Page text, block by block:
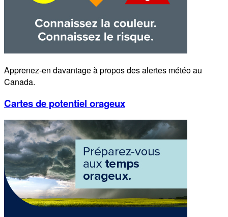
Apprenez-en davantage à propos des alertes météo au
Canada.
Cartes de potentiel orageux